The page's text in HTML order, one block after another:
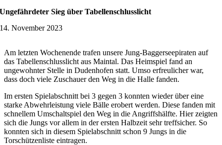
Ungefährdeter Sieg über Tabellenschlusslicht
14. November 2023
Am letzten Wochenende trafen unsere Jung-Baggerseepiraten auf
das Tabellenschlusslicht aus Maintal. Das Heimspiel fand an
ungewohnter Stelle in Dudenhofen statt. Umso erfreulicher war,
dass doch viele Zuschauer den Weg in die Halle fanden.
Im ersten Spielabschnitt bei 3 gegen 3 konnten wieder über eine
starke Abwehrleistung viele Bälle erobert werden. Diese fanden mit
schnellem Umschaltspiel den Weg in die Angriffshälfte. Hier zeigten
sich die Jungs vor allem in der ersten Halbzeit sehr treffsicher. So
konnten sich in diesem Spielabschnitt schon 9 Jungs in die
Torschützenliste eintragen.